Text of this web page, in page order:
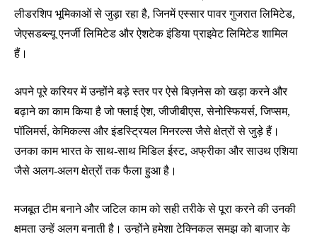
लीडरशिप भूमिकाओं से जुड़ा रहा है, जिनमें एस्सार पावर गुजरात लिमिटेड,
जेएसडब्ल्यू एनर्जी लिमिटेड और ऐशटेक इंडिया प्राइवेट लिमिटेड शामिल
हैं।
अपने पूरे करियर में उन्होंने बड़े स्तर पर ऐसे बिज़नेस को खड़ा करने और
बढ़ाने का काम किया है जो फ्लाई ऐश, जीजीबीएस, सेनोस्फियर्स, जिप्सम,
पॉलिमर्स, केमिकल्स और इंडस्ट्रियल मिनरल्स जैसे क्षेत्रों से जुड़े हैं।
उनका काम भारत के साथ-साथ मिडिल ईस्ट, अफ्रीका और साउथ एशिया
जैसे अलग-अलग क्षेत्रों तक फैला हुआ है।
मजबूत टीम बनाने और जटिल काम को सही तरीके से पूरा करने की उनकी
क्षमता उन्हें अलग बनाती है। उन्होंने हमेशा टेक्निकल समझ को बाजार के